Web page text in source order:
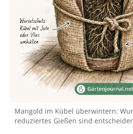
Mangold im Kübel überwintern:
reduziertes Gießen sind